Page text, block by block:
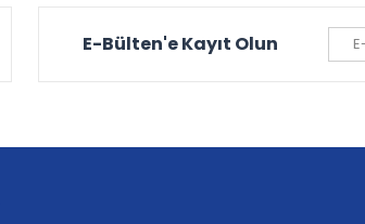
E-Bülten'e Kayıt Olun